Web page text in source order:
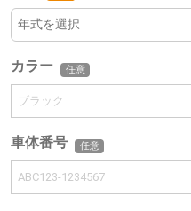
カラー 任意
車体番号 任意